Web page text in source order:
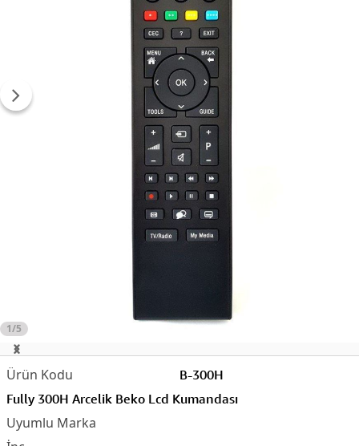
1/5
B-300H
Fully 300H Arcelik Beko Lcd Kumandası